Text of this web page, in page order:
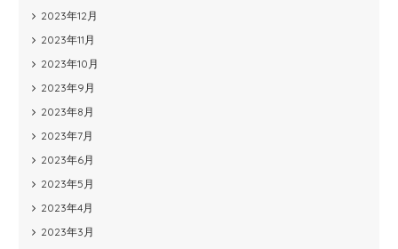
2023年12月
2023年11月
2023年10月
2023年9月
2023年8月
2023年7月
2023年6月
2023年5月
2023年4月
2023年3月